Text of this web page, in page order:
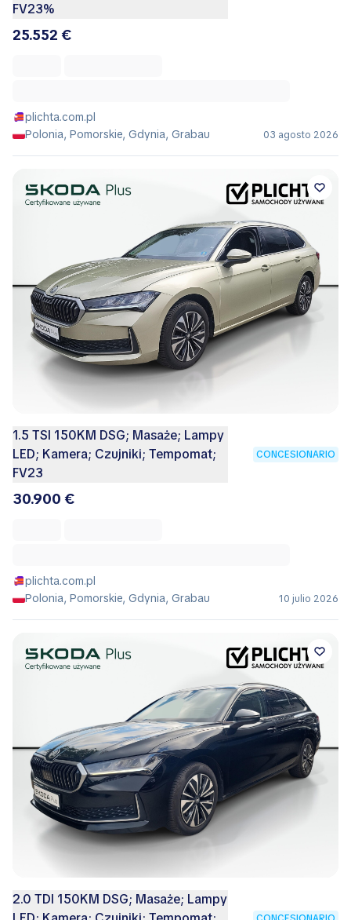
FV23%
25.552 €
plichta.com.pl
Polonia, Pomorskie, Gdynia, Grabau
03 agosto 2026
1.5 TSI 150KM DSG; Masaże; Lampy
LED; Kamera; Czujniki; Tempomat;
FV23
CONCESIONARIO
30.900 €
plichta.com.pl
Polonia, Pomorskie, Gdynia, Grabau
10 julio 2026
2.0 TDI 150KM DSG; Masaże; Lampy